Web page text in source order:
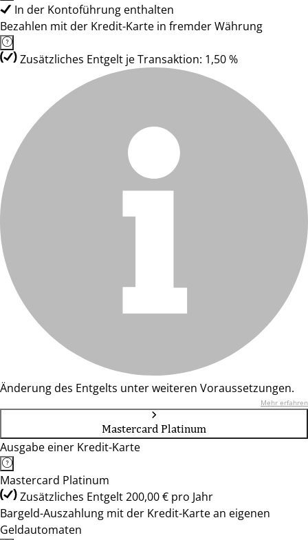
In der Kontoführung enthalten
Bezahlen mit der Kredit-Karte in fremder Währung
Zusätzliches Entgelt je Transaktion: 1,50 %
Änderung des Entgelts unter weiteren Voraussetzungen.
Mehr erfahren
Mastercard Platinum
Ausgabe einer Kredit-Karte
Mastercard Platinum
Zusätzliches Entgelt 200,00 € pro Jahr
Bargeld-Auszahlung mit der Kredit-Karte an eigenen
Geldautomaten